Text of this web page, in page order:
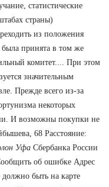
статистические
страны)
из положения
принята в том же
комитет.... При этом
значительным
Прежде всего из-за
некоторых
И возможны покупки не
68 Расстояние:
Уфа Сбербанка России
об ошибке Адрес
быть на карте